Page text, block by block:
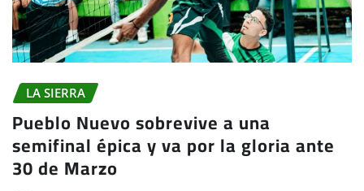
LA SIERRA
Pueblo Nuevo sobrevive a una
semifinal épica y va por la gloria ante
30 de Marzo